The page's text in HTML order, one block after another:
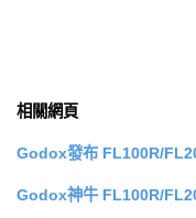
相關網頁
Godox發布 FL100R/
Godox神牛 FL100R/